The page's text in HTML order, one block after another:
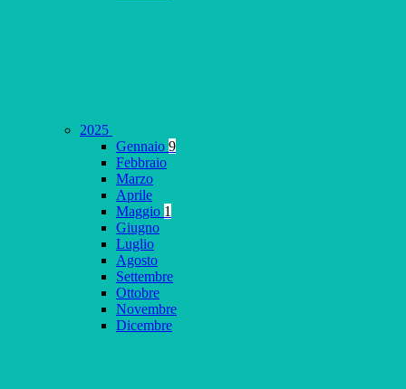
2025
Gennaio 9
Febbraio
Marzo
Aprile
Maggio 1
Giugno
Luglio
Agosto
Settembre
Ottobre
Novembre
Dicembre